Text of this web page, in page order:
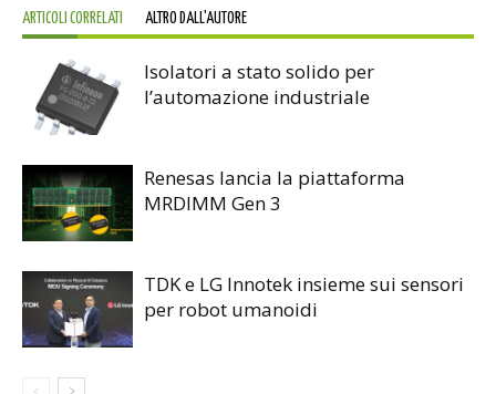
ARTICOLI CORRELATI ALTRO DALL'AUTORE
Isolatori a stato solido per
l’automazione industriale
Renesas lancia la piattaforma
MRDIMM Gen 3
TDK e LG Innotek insieme sui sensori
per robot umanoidi